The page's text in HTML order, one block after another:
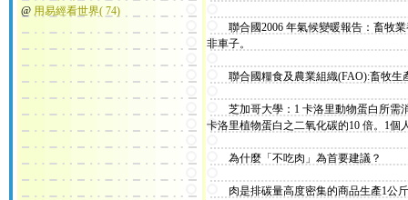
@ 用易經看世界( 74)
聯合國2006 年氣候變暖報告：畜牧業
非車子。
聯合國糧食及農業組織(FAO):畜牧生
芝加哥大學：1 卡洛里動物蛋白所需消
卡洛里植物蛋白之二氧化碳的10 倍。1個
為什麼「不吃肉」為首要建議？
肉是排碳量高度密集的商品生產1公斤